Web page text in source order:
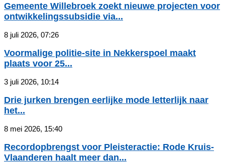
Gemeente Willebroek zoekt nieuwe projecten voor
ontwikkelingssubsidie via...
8 juli 2026, 07:26
Voormalige politie-site in Nekkerspoel maakt
plaats voor 25...
3 juli 2026, 10:14
Drie jurken brengen eerlijke mode letterlijk naar
het...
8 mei 2026, 15:40
Recordopbrengst voor Pleisteractie: Rode Kruis-
Vlaanderen haalt meer dan...